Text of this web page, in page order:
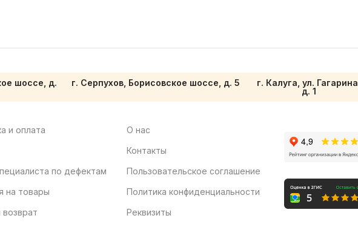
шоссе, д.
г. Серпухов, Борисовское шоссе, д. 5
г. Калуга, ул. Гагарина,
д. 1
и оплата
по дефектам
на товары
О нас
Контакты
Пользовательское соглашение
Политика конфиденциальности
Реквизиты